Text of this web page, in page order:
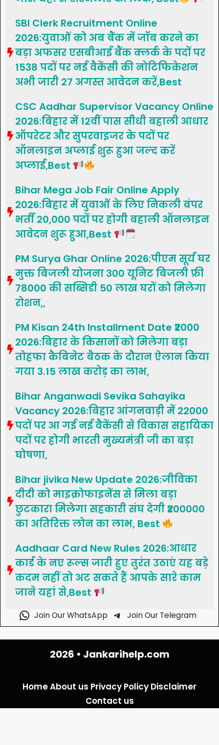
SBI Clerk Recruitment Online
2026:युवाओं को अब बैंक में जॉब करने का
बड़ा अफसर एसबीआई बैंक क्लर्क के पदों पर
1538 पदों पर नई वैकेंसी की नोटिफिकेशन
अभी जारी 27 अगस्त आवेदन करें,Best
CSC Aadhar Supervisor Vacancy Online
2026:बिहार में 12वीं पास सीधी बहाली आधार
ऑपरेटर और सुपरवाइजर के पदों पर
ऑनलाइन अप्लाई शुरू हुआ जल्द करें
अप्लाई,Best
Bihar Mega Job Fair Online Apply
2026:बिहार में युवाओं के लिए निकली बंपर
भर्ती 20,000 पदों पर होगी बहाली ऑनलाइन
आवेदन शुरू हुआ,Best
PM Surya Ghar Online 2026:पीएम सूर्य घर
मुक्त बिजली योजना 300 यूनिट बिजली फ्री
78000 की सब्सिडी 50 लाख घरों को मिलेगा
रोशन,,
PM Kisan 24th Installment Date ₹2000
2026:बिहार के किसानों को मिलेगा बड़ा
तोहफा कैबिनेट बैठक के दौरान ऐलान किया
गया 3.15 लाख करोड़ का लाभ,
Bihar Anganwadi Sevika Sahayika
Vacancy 2026:बिहार आंगनवाड़ी में 22000
पदों पर आ गई नई वैकेंसी से विकास सहायिका
पदों पर होगी भारती मुख्यमंत्री जी का बड़ा
घोषणा,
Bihar jivika New Update 2026:जीविका
दीदी को माइक्रोफाइनेंस से मिला बड़ा
छुटकारा मिलेगा सहकारी संघ देगी ₹200000
का अतिरिक्त लोन का लाभ, Best
Aadhaar Card New Rules 2026:आधार
कार्ड के नए रूल्स जारी हुए तुरंत उठाएं यह बड़े
कदम नहीं तो अट सकते हैं आपके सारे काम
जाने यहां से,Best
Join Our WhatsApp Join Our Telegram
2026 • Jankarihelp.com
HomeAbout us Privacy Policy Disclaimer
Contact us